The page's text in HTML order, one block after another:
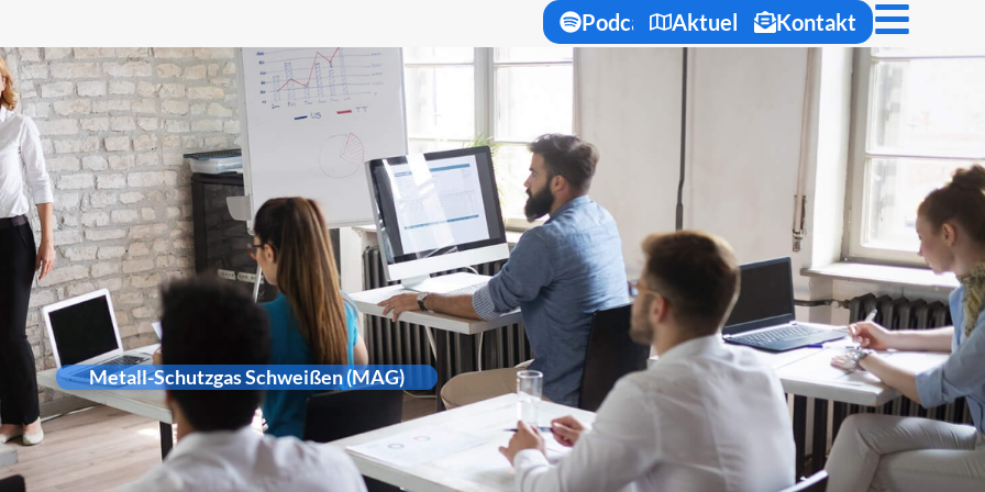
Podcast Aktuelles Kontakt
Metall-Schutzgas Schweißen (MAG)